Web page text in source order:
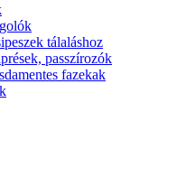
tálaláshoz
passzírozók
fazekak